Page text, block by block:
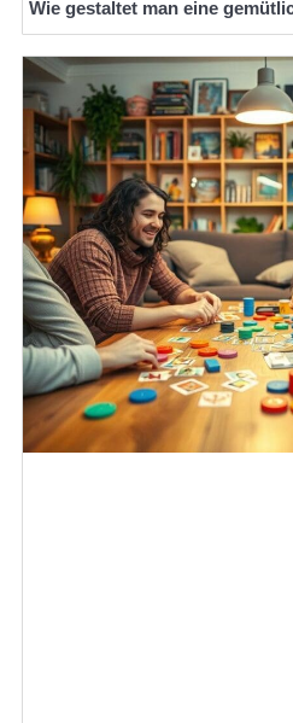
Wie gestaltet man eine